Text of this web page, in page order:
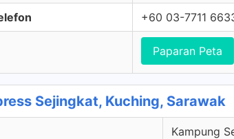
+60 03-7711
Paparan Peta
Sejingkat, Kuching, Sarawak
Kampung